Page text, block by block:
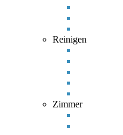
Reinigen
Zimmer